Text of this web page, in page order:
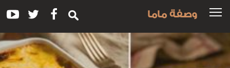
وصفة ماما